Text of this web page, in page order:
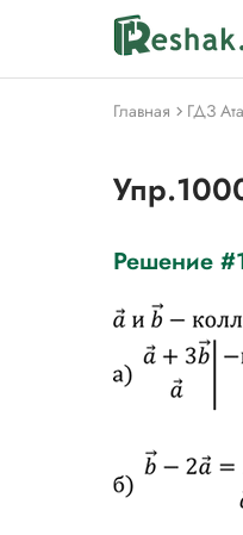
Главная ГДЗ
Решение